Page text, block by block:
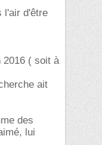
l'air d'être
2016 ( soit à
ait
des
lui